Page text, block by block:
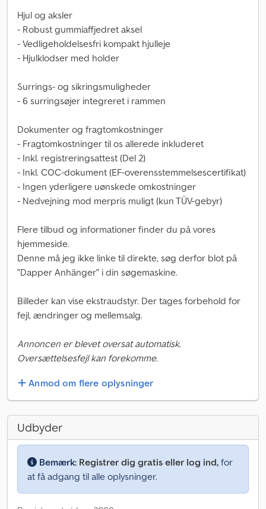
Hjul og aksler
- Robust gummiaffjedret aksel
- Vedligeholdelsesfri kompakt hjulleje
- Hjulklodser med holder
Surrings- og sikringsmuligheder
- 6 surringsøjer integreret i rammen
Dokumenter og fragtomkostninger
- Fragtomkostninger til os allerede inkluderet
- Inkl. registreringsattest (Del 2)
- Inkl. COC-dokument (EF-overensstemmelsescertifikat)
- Ingen yderligere uønskede omkostninger
- Nedvejning mod merpris muligt (kun TÜV-gebyr)
Flere tilbud og informationer finder du på vores
hjemmeside.
Denne må jeg ikke linke til direkte, søg derfor blot på
"Dapper Anhänger" i din søgemaskine.
Billeder kan vise ekstraudstyr. Der tages forbehold for
fejl, ændringer og mellemsalg.
Annoncen er blevet oversat automatisk.
Oversættelsesfejl kan forekomme.
Anmod om flere oplysninger
Udbyder
Bemærk: Registrer dig gratis eller log ind, for
at få adgang til alle oplysninger.